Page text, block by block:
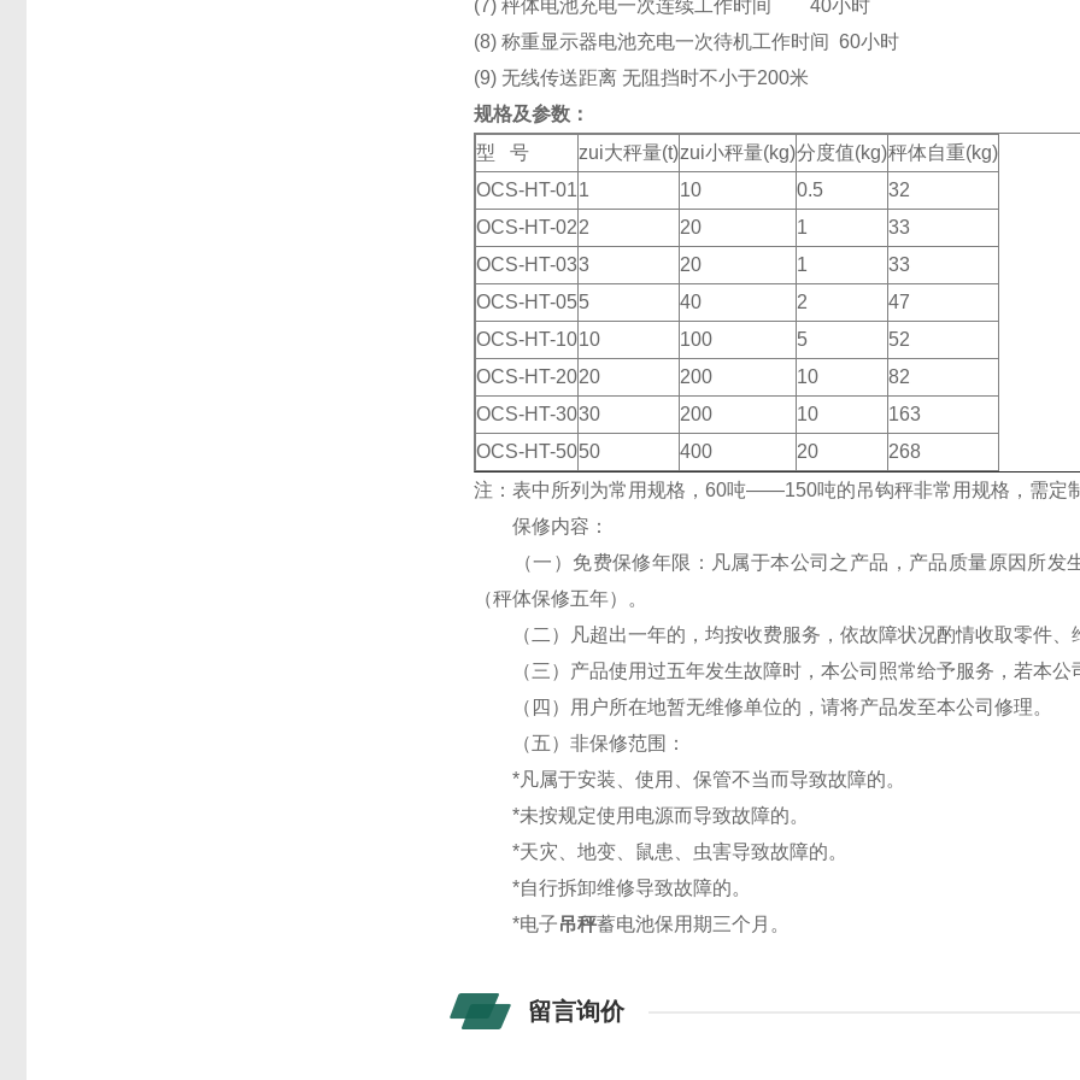
(7) 秤体电池充电一次连续工作时间 40小时
(8) 称重显示器电池充电一次待机工作时间 60小时
(9) 无线传送距离 无阻挡时不小于200米
规格及参数：
型 号
zui大秤量(t)zui小秤量(kg)分度值(kg)秤体自重(kg)
OCS-HT-011 10 0.5
32
OCS-HT-022 20 1
33
OCS-HT-033 20 1
33
OCS-HT-055 40 2
47
OCS-HT-1010 100 5
52
OCS-HT-2020 200 10
82
OCS-HT-3030 200 10
163
OCS-HT-5050 400 20
268
注：表中所列为常用规格，60吨——150吨的吊钩秤非常用规格，需定
保修内容：
（一）免费保修年限：凡属于本公司之产品，产品质量原因所发
（秤体保修五年）。
（二）凡超出一年的，均按收费服务，依故障状况酌情收取零件、
（三）产品使用过五年发生故障时，本公司照常给予服务，若本公
（四）用户所在地暂无维修单位的，请将产品发至本公司修理。
（五）非保修范围：
*凡属于安装、使用、保管不当而导致故障的。
*未按规定使用电源而导致故障的。
*天灾、地变、鼠患、虫害导致故障的。
*自行拆卸维修导致故障的。
*电子吊秤蓄电池保用期三个月。
留言询价